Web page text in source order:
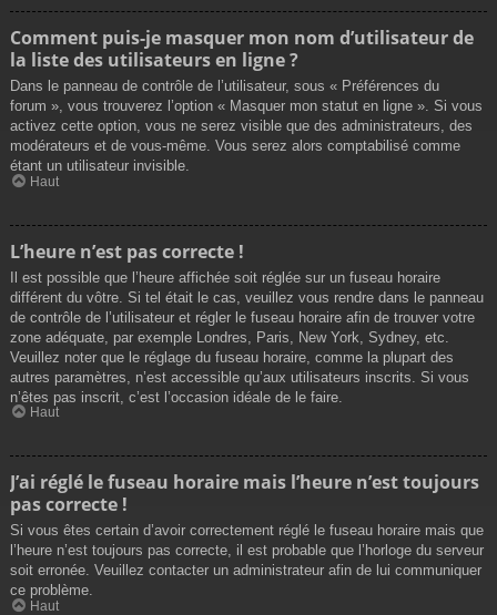
Comment puis-je masquer mon nom d’utilisateur de
la liste des utilisateurs en ligne ?
Dans le panneau de contrôle de l’utilisateur, sous « Préférences du
forum », vous trouverez l’option « Masquer mon statut en ligne ». Si vous
activez cette option, vous ne serez visible que des administrateurs, des
modérateurs et de vous-même. Vous serez alors comptabilisé comme
étant un utilisateur invisible.
Haut
L’heure n’est pas correcte !
Il est possible que l’heure affichée soit réglée sur un fuseau horaire
différent du vôtre. Si tel était le cas, veuillez vous rendre dans le panneau
de contrôle de l’utilisateur et régler le fuseau horaire afin de trouver votre
zone adéquate, par exemple Londres, Paris, New York, Sydney, etc.
Veuillez noter que le réglage du fuseau horaire, comme la plupart des
autres paramètres, n’est accessible qu’aux utilisateurs inscrits. Si vous
n’êtes pas inscrit, c’est l’occasion idéale de le faire.
Haut
J’ai réglé le fuseau horaire mais l’heure n’est toujours
pas correcte !
Si vous êtes certain d’avoir correctement réglé le fuseau horaire mais que
l’heure n’est toujours pas correcte, il est probable que l’horloge du serveur
soit erronée. Veuillez contacter un administrateur afin de lui communiquer
ce problème.
Haut